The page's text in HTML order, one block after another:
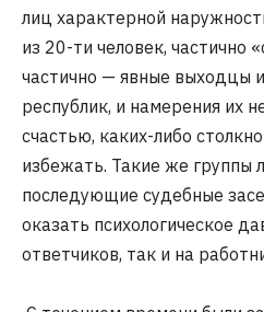
лиц характерной
из 20-ти человек, частично
частично — явные выходцы
республик, и намерения их
счастью, каких-либо
избежать. Такие же группы
последующие судебные
оказать психологическое
ответчиков, так и на